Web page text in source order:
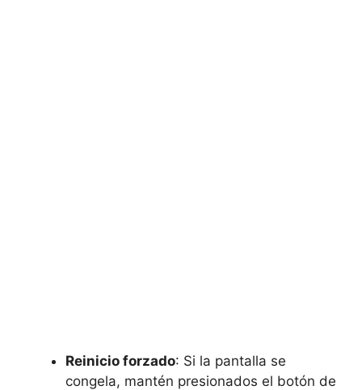
Reinicio forzado: Si la pantalla se
congela, mantén presionados el botón de